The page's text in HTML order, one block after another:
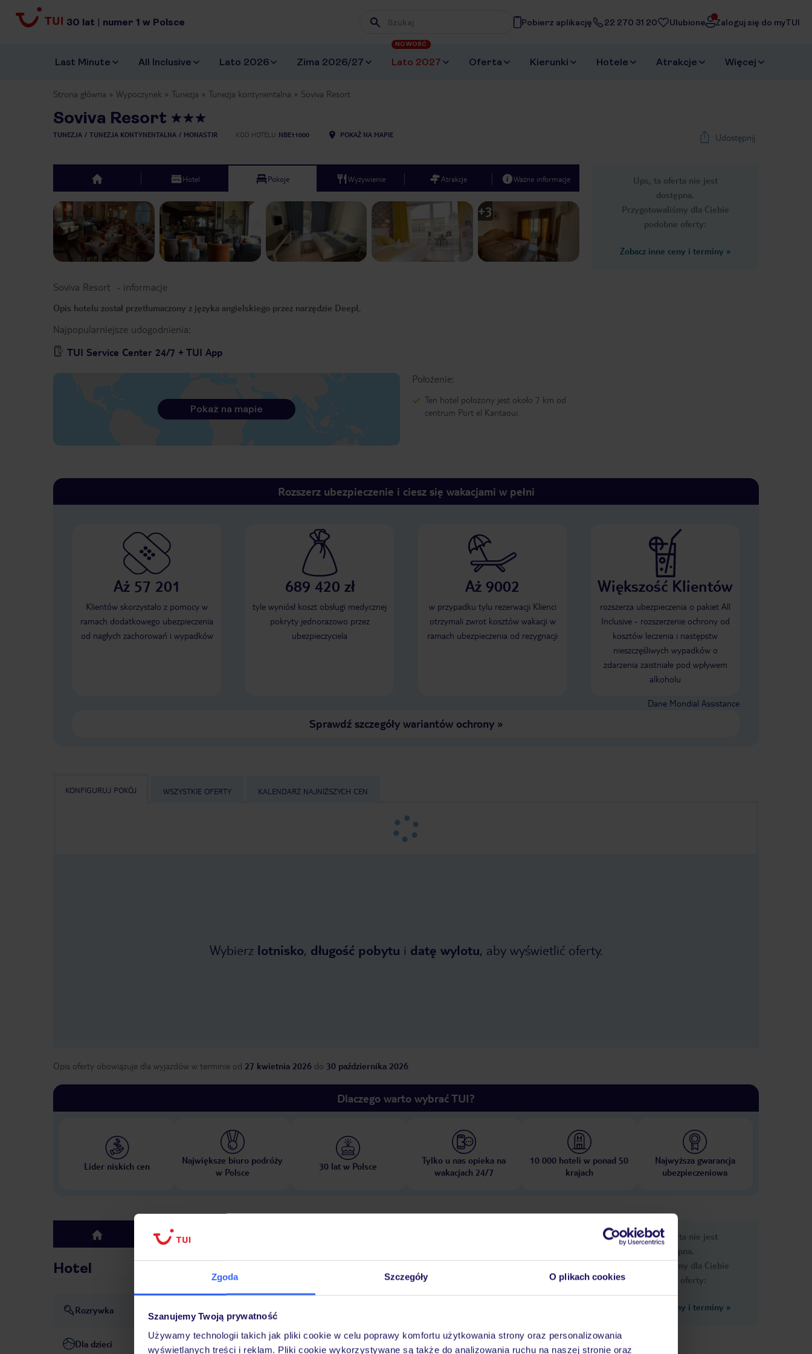
Zgoda Szczegóły O plikach cookies
Szanujemy Twoją prywatność
Używamy technologii takich jak pliki cookie w celu poprawy komfortu użytkowania strony oraz personalizowania
wyświetlanych treści i reklam. Pliki cookie wykorzystywane są także do analizowania ruchu na naszej stronie oraz
30 lat | numer 1 w Polsce Wpisz frazę, której szukasz
Pobierz aplikację 22 270 31 20 Ulubione Zaloguj się do myTUI
Last Minute All Inclusive Lato 2026 Zima 2026/27 Lato 2027
NOWOŚĆ
Oferta Kierunki Hotele Atrakcje Więcej
Strona główna Wypoczynek Tunezja Tunezja kontynentalna Soviva Resort
Soviva Resort
TUNEZJA TUNEZJA KONTYNENTALNA MONASTIR KOD HOTELU NBE11000 POKAŻ NA MAPIE Udostępnij
Ups, ta oferta nie jest
dostępna.
Przygotowaliśmy dla Ciebie
podobne oferty:
Zobacz inne ceny i terminy »
top Hotel Pokoje Wyżywienie Atrakcje Ważne informacje
Previous slide Next slide
1/9
+3
Soviva Resort - informacje
Opis hotelu został przetłumaczony z języka angielskiego przez narzędzie DeepL
Najpopularniejsze udogodnienia:
TUI Service Center 24/7 + TUI App
Położenie:
Ten hotel położony jest około 7 km od
centrum Port el Kantaoui.
Pokaż na mapie
Rozszerz ubezpieczenie i ciesz się wakacjami w pełni
Aż 57 201
Klientów skorzystało z pomocy w
ramach dodatkowego ubezpieczenia
od nagłych zachorowań i wypadków
689 420 zł
tyle wyniósł koszt obsługi medycznej
pokryty jednorazowo przez
ubezpieczyciela
Aż 9002
w przypadku tylu rezerwacji Klienci
otrzymali zwrot kosztów wakacji w
ramach ubezpieczenia od rezygnacji
Większość Klientów
rozszerza ubezpieczenia o pakiet All
Inclusive - rozszerzenie ochrony od
kosztów leczenia i następstw
nieszczęśliwych wypadków o
zdarzenia zaistniałe pod wpływem
alkoholu
Dane Mondial Assistance
Sprawdź szczegóły wariantów ochrony»
KONFIGURUJ POKÓJ WSZYSTKIE OFERTY KALENDARZ NAJNIŻSZYCH CEN
Wybierz lotnisko, długość pobytu i datę wylotu, aby wyświetlić oferty.
Opis oferty obowiązuje dla wyjazdów w terminie od 27 kwietnia 2026 do 30 października 2026
Dlaczego warto wybrać TUI?
Lider niskich cen
Największe biuro podróży
w Polsce
30 lat w Polsce
Tylko u nas opieka na
wakacjach 24/7
10 000 hoteli w ponad 50
krajach
Najwyższa gwarancja
ubezpieczeniowa
top Hotel
Hotel
Rozrywka dyskoteka lub klub nocny
Dla dzieci basen dla dzieci klub dla dzieci plac zabaw pokój zabaw
Ups, ta oferta nie jest
dostępna.
Przygotowaliśmy dla Ciebie
podobne oferty:
Zobacz inne ceny i terminy »